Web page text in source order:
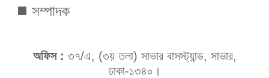
সম্পাদক
অফিস : ৩৭/এ, (৩য় তলা) সাভার বাসস্ট্যান্ড, সাভার,
ঢাকা-১৩৪০।